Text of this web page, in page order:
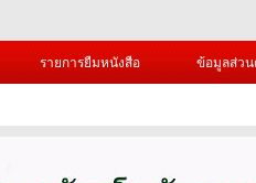
รายการยืมหนังสือ ข้อมูลส่ว